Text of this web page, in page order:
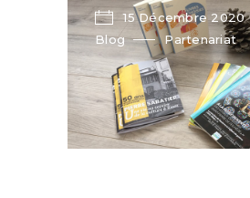
15 Décembre 2020
Blog
Partenariat